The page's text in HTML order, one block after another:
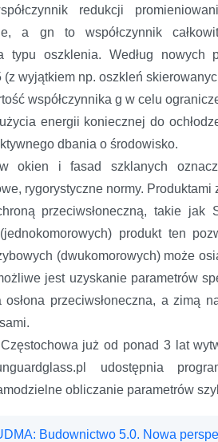
redukcji
a gn to współczynnik
typu oszklenia. Według nowych
(z wyjątkiem np. oszkleń
współczynnika g w celu
energii koniecznej do
dbania o środowisko.
okien i fasad szklanych
rygorystyczne normy.
przeciwsłoneczną, takie
produkt ten
(dwukomorowych) może
jest uzyskanie parametrów
osłona przeciwsłoneczna, a zimą
już od ponad 3 lat
udostępnia
obliczanie parametrów
Budownictwo 5.0. Nowa